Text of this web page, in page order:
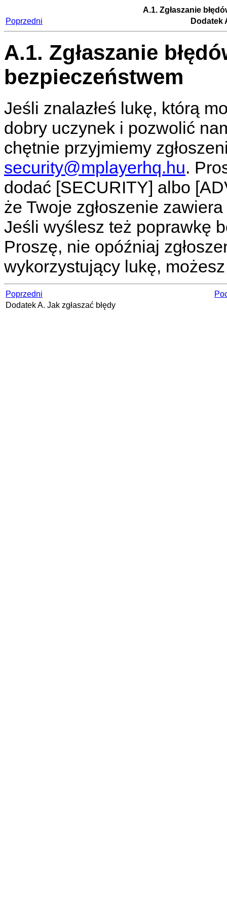
A.1. Zgłaszanie
Poprzedni
Dodatek
A.1. Zgłaszanie
bezpieczeństwem
Jeśli znalazłeś lukę, którą
dobry uczynek i pozwolić
chętnie przyjmiemy
security@mplayerhq.hu.
dodać [SECURITY] albo
że Twoje zgłoszenie
Jeśli wyślesz też poprawkę
Proszę, nie opóźniaj
wykorzystujący lukę,
Poprzedni
Dodatek A. Jak zgłaszać błędy